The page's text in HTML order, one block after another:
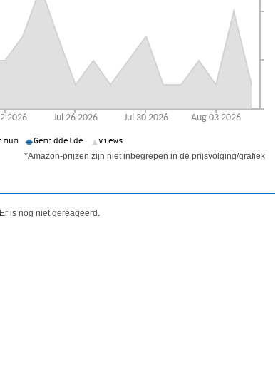
*Amazon-prijzen zijn niet inbegrepen in de prijsvolging/grafiek
Er is nog niet gereageerd.